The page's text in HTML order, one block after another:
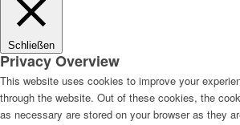
Schließen
Privacy Overview
This website uses cookies to improve your
through the website. Out of these cookies, the
as necessary are stored on your browser as they